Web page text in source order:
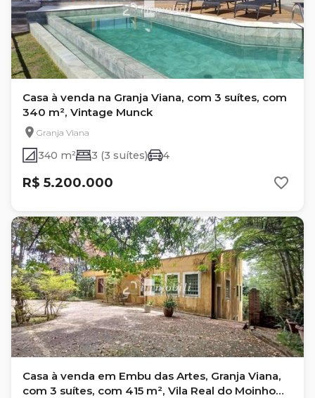
Casa à venda na Granja Viana, com 3 suítes, com
340 m², Vintage Munck
Granja Viana
340 m² 3 (3 suítes) 4
R$ 5.200.000
Casa à venda em Embu das Artes, Granja Viana,
com 3 suítes, com 415 m², Vila Real do Moinho